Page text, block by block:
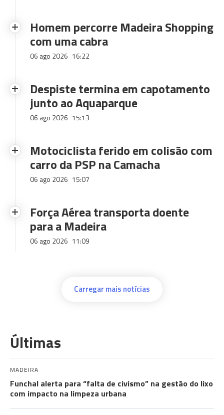
Homem percorre Madeira Shopping
com uma cabra
06 ago 2026 16:22
Despiste termina em capotamento
junto ao Aquaparque
06 ago 2026 15:13
Motociclista ferido em colisão com
carro da PSP na Camacha
06 ago 2026 15:07
Força Aérea transporta doente
para a Madeira
06 ago 2026 11:09
Carregar mais notícias
Últimas
MADEIRA
Funchal alerta para “falta de civismo” na gestão do lixo
com impacto na limpeza urbana